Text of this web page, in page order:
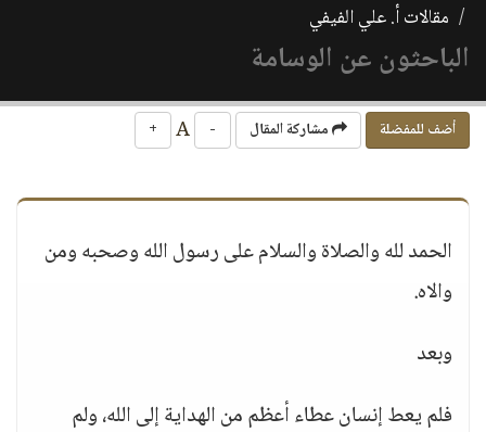
مقالات أ. علي الفيفي
الباحثون عن الوسامة
أضف للمفضلة مشاركة المقال -
+
الحمد لله والصلاة والسلام على رسول الله وصحبه ومن
والاه.
وبعد
فلم يعط إنسان عطاء أعظم من الهداية إلى الله، ولم